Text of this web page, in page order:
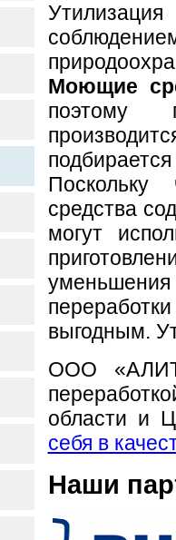
Моющие
поэтому
средства
могут
уменьшения
выгодным.
ООО «АЛИТ
области и
себя в
Наши